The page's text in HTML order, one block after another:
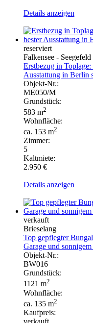
Details anzeigen
reserviert
Falkensee - Seegefeld
Erstbezug in
Ausstattung in Berlin
Objekt-Nr.:
ME050/M
Grundstück:
583 m2
Wohnfläche:
ca. 153 m2
Zimmer:
5
Kaltmiete:
2.950 €
Details anzeigen
verkauft
Brieselang
Top gepflegter
Garage und
Objekt-Nr.:
BW016
Grundstück:
1121 m2
Wohnfläche:
ca. 135 m2
Kaufpreis:
verkauft